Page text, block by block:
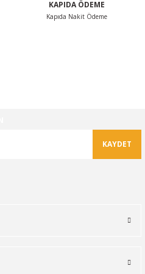
KAPIDA ÖDEME
Kapıda Nakit Ödeme
KAYDET